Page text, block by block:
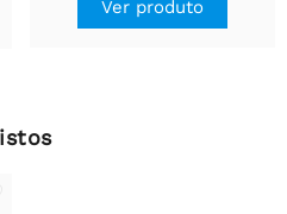
Ver produto